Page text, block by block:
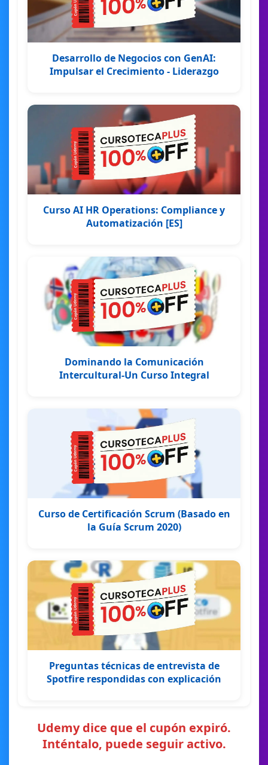
Desarrollo de Negocios con GenAI:
Impulsar el Crecimiento - Liderazgo
Curso AI HR Operations: Compliance y
Automatización [ES]
Dominando la Comunicación
Intercultural-Un Curso Integral
Curso de Certificación Scrum (Basado en
la Guía Scrum 2020)
Preguntas técnicas de entrevista de
Spotfire respondidas con explicación
Udemy dice que el cupón expiró.
Inténtalo, puede seguir activo.